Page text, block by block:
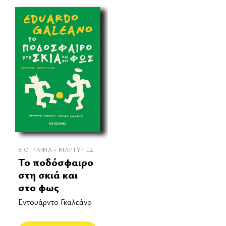
ΒΙΟΓΡΑΦΊΑ - ΜΑΡΤΥΡΊΕΣ
Το ποδόσφαιρο
στη σκιά και
στο φως
Εντουάρντο Γκαλεάνο